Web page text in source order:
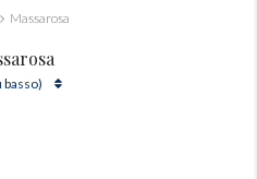
Massarosa
basso)